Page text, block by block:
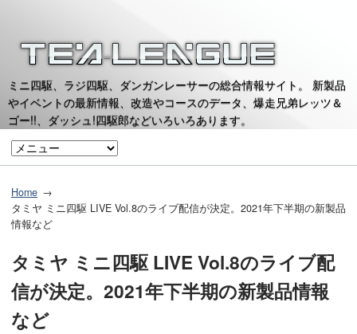
ミニ四駆、ラジ四駆、ダンガンレーサーの総合情報サイト。 新製品
やイベントの最新情報、改造やコースのデータ、爆走兄弟レッツ＆
ゴー!!、ダッシュ!四駆郎などいろいろあります。
Home
タミヤ ミニ四駆 LIVE Vol.8のライブ配信が決定。2021年下半期の新製品
情報など
タミヤ ミニ四駆 LIVE Vol.8のライブ配
信が決定。2021年下半期の新製品情報
など